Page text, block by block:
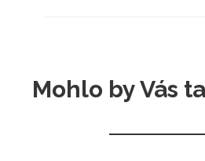
Mohlo by Vás